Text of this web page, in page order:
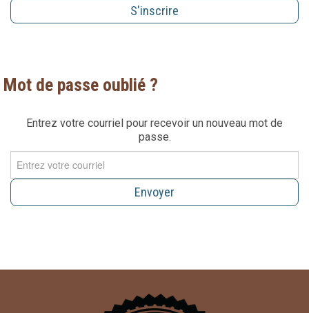
S'inscrire
Mot de passe oublié ?
Entrez votre courriel pour recevoir un nouveau mot de
passe.
Envoyer